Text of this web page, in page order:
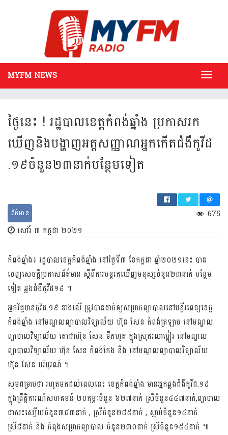
MYFM NEWS
ថ្ងៃ​នេះ​ ! រដ្ឋ​បាល​ខេត្ត​កំ​ពង់​ឆ្នាំង​ ប្រ​កាស​រក​
ឃើញ​និង​បង្ហាញ​អត្ត​សញ្ញាណ​អ្នក​កើត​ជំ​ងឺ​កូ​វី​ដ​
.១៩​ចំ​នួន​២៣​នាក់​បន្ថែម​ទៀត​ ​​
675
ព័ត៌មាន
សៅរ៍ ៣ កក្កដា ២០២១
កំពង់ឆ្នាំង៖ រដ្ឋបាលខេត្តកំពង់ឆ្នាំង នៅថ្ងៃទី៣ ខែកក្កដា ឆ្នាំ២០២១នេះ បាន
ចេញសេចក្តីប្រកាសព័ត៌មាន ស្តីពីការបន្តរកឃើញមនុស្សចំនួន២៣នាក់ បន្ថែម
ទៀត ឆ្លងជំងឺកូវីដ១៩ ។
អ្នកវិជ្ជមានកូវិដ.១៩ ខាងលើ ត្រូវបានដាក់ឲ្យសម្រាកព្យាបាលនៅមន្ទីរពេទ្យខេត្ត
កំពង់ឆ្នាំង នៅមណ្ឌលព្យាបាលវិទ្យាល័យ ហ៊ុន សែន កំពង់ត្រឡាច នៅមណ្ឌល
ព្យាបាលវិទ្យាល័យ តេជោហ៊ុន សែន ទឹកហូត ក្នុងស្រុករលាប្អៀរ នៅមណ្ឌល
ព្យាបាលវិទ្យាល័យ ហ៊ុន សែន កំពង់កែង និង នៅមណ្ឌលព្យាបាលវិទ្យាល័យ
ហ៊ុន សែន បរិបូរណ៍ ។
សូមជម្រាបថា រហូតមកដល់ពេលនេះ ខេត្តកំពង់ឆ្នាំង មានអ្នកឆ្លងជំងឺកូវីដ.១៩
ក្នុងព្រឹត្តិការណ៍សហគមន៍ ២០កុម្ភៈចំនួន ៦២៧នាក់ ស្រីចំនួន៤៤៧នាក់,ព្យាបាល
ជាសះស្បើយចំនួន៣៨៣នាក់ , ស្រីចំនួន២៨៥នាក់ , ស្លាប់ចំនួន១៤នាក់
ស្រី៨នាក់ និង កំពុងសម្រាកព្យាបាល ចំនួន២៣០នាក់ ស្រីចំនួន១៥៤នាក់ ៕